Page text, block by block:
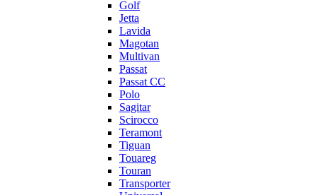
Golf
Jetta
Lavida
Magotan
Multivan
Passat
Passat CC
Polo
Sagitar
Scirocco
Teramont
Tiguan
Touareg
Touran
Transporter